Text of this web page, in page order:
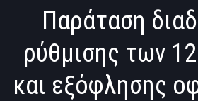
Παράταση
ρύθμισης των
και εξόφλησης